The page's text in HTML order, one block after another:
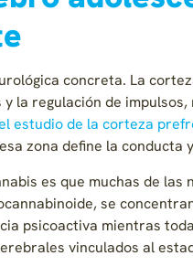
concreta. La
la regulación de
estudio de la corteza
zona define la conducta
es que muchas de
se
psicoactiva mientras
vinculados al